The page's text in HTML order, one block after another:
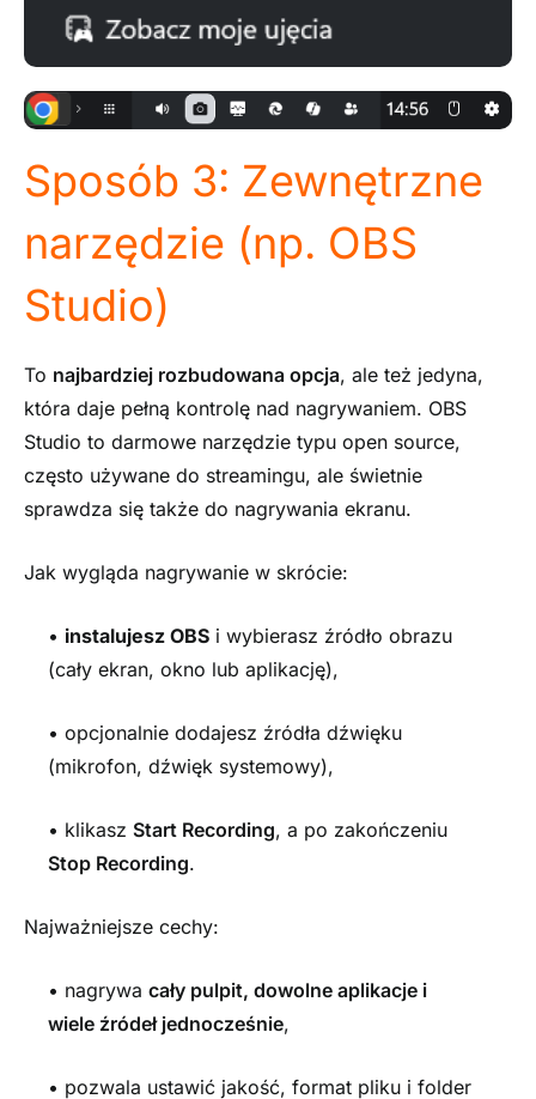
Sposób 3: Zewnętrzne
narzędzie (np. OBS
Studio)
To najbardziej rozbudowana opcja, ale też jedyna,
która daje pełną kontrolę nad nagrywaniem. OBS
Studio to darmowe narzędzie typu open source,
często używane do streamingu, ale świetnie
sprawdza się także do nagrywania ekranu.
Jak wygląda nagrywanie w skrócie:
• instalujesz OBS i wybierasz źródło obrazu
(cały ekran, okno lub aplikację),
• opcjonalnie dodajesz źródła dźwięku
(mikrofon, dźwięk systemowy),
• klikasz Start Recording, a po zakończeniu
Stop Recording.
Najważniejsze cechy:
• nagrywa cały pulpit, dowolne aplikacje i
wiele źródeł jednocześnie,
• pozwala ustawić jakość, format pliku i folder